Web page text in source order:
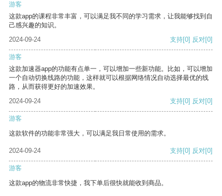
游客
这款app的课程非常丰富，可以满足我不同的学习需求，让我能够找到自
己感兴趣的知识。
2024-09-24
支持[0] 反对[0]
游客
这款加速器app的功能有点单一，可以增加一些新功能。比如，可以增加
一个自动切换线路的功能，这样就可以根据网络情况自动选择最优的线
路，从而获得更好的加速效果。
2024-09-24
支持[0] 反对[0]
游客
这款软件的功能非常强大，可以满足我日常使用的需求。
2024-09-24 支持[0] 反对[0]
游客
这款app的物流非常快捷，我下单后很快就能收到商品。